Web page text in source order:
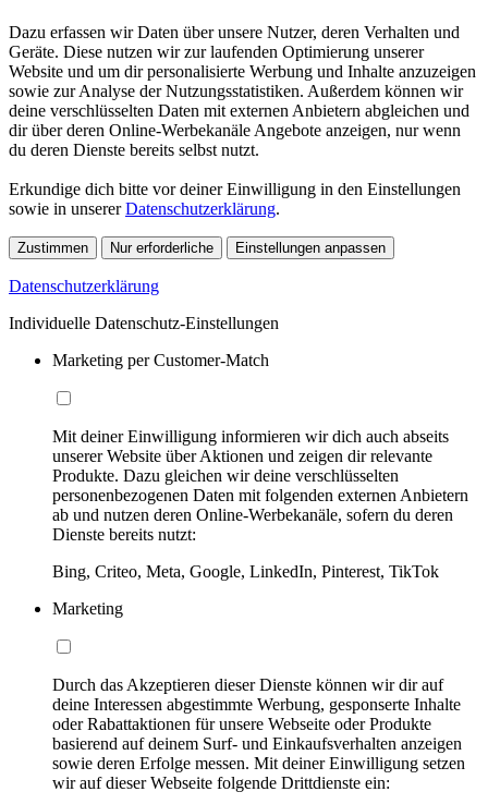
Dazu erfassen wir Daten über unsere Nutzer, deren Verhalten und
Geräte. Diese nutzen wir zur laufenden Optimierung unserer
Website und um dir personalisierte Werbung und Inhalte anzuzeigen
sowie zur Analyse der Nutzungsstatistiken. Außerdem können wir
deine verschlüsselten Daten mit externen Anbietern abgleichen und
dir über deren Online-Werbekanäle Angebote anzeigen, nur wenn
du deren Dienste bereits selbst nutzt.
Erkundige dich bitte vor deiner Einwilligung in den Einstellungen
sowie in unsererDatenschutzerklärung.
Zustimmen Nur erforderliche Einstellungen anpassen
Datenschutzerklärung
Individuelle Datenschutz-Einstellungen
Marketing per Customer-Match
Mit deiner Einwilligung informieren wir dich auch abseits
unserer Website über Aktionen und zeigen dir relevante
Produkte. Dazu gleichen wir deine verschlüsselten
personenbezogenen Daten mit folgenden externen Anbietern
ab und nutzen deren Online-Werbekanäle, sofern du deren
Dienste bereits nutzt:
Bing, Criteo, Meta, Google, LinkedIn, Pinterest, TikTok
Marketing
Durch das Akzeptieren dieser Dienste können wir dir auf
deine Interessen abgestimmte Werbung, gesponserte Inhalte
oder Rabattaktionen für unsere Webseite oder Produkte
basierend auf deinem Surf- und Einkaufsverhalten anzeigen
sowie deren Erfolge messen. Mit deiner Einwilligung setzen
wir auf dieser Webseite folgende Drittdienste ein: